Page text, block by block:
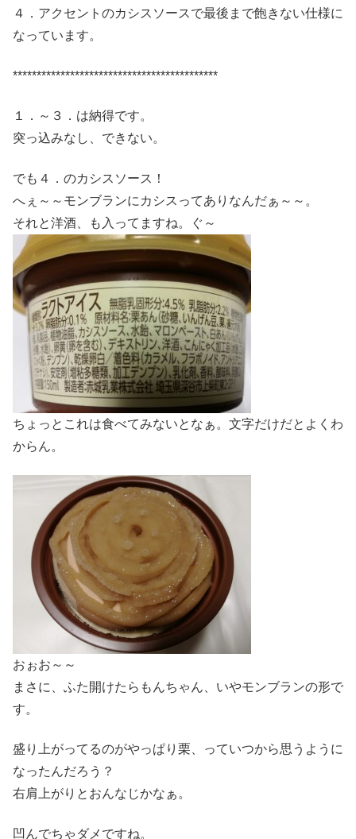
４．アクセントのカシスソースで最後まで飽きない仕様に
なっています。
*******************************************
１．～３．は納得です。
突っ込みなし、できない。
でも４．のカシスソース！
へぇ～～モンブランにカシスってありなんだぁ～～。
それと洋酒、も入ってますね。ぐ～
ちょっとこれは食べてみないとなぁ。文字だけだとよくわ
からん。
おぉお～～
まさに、ふた開けたらもんちゃん、いやモンブランの形で
す。
盛り上がってるのがやっぱり栗、っていつから思うように
なったんだろう？
右肩上がりとおんなじかなぁ。
凹んでちゃダメですね。